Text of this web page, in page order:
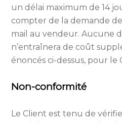
un délai maximum de 14
compter de la demande
mail au vendeur. Aucune
n’entraînera de coût
énoncés ci-dessus, pour le
Non-conformité
Le Client est tenu de